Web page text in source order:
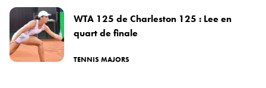
WTA 125 de Charleston 125 : Lee en
quart de finale
TENNIS MAJORS